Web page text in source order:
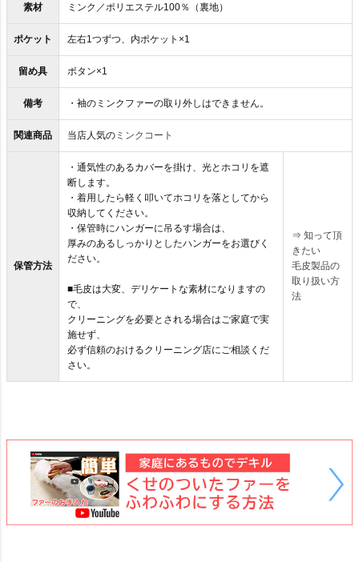
素材 ミンク／ポリエステル100％（裏地）
ポケット 左右1つずつ、内ポケット×1
留め具 ボタン×1
備考 ・袖のミンクファーの取り外しはできません。
関連商品 当店人気の ミンクコート
保管方法
・通気性のあるカバーを掛け、光とホコリを遮
断します。
・着用したら軽く叩いてホコリを落としてから
収納してください。
・保管時にハンガーに吊るす場合は、
厚みのあるしっかりとしたハンガーをお選びく
ださい。
■毛皮は大変、デリケートな素材になりますの
で、
クリーニングを必要とされる場合はご家庭で実
施せず、
必ず信頼のおけるクリーニング店にご相談くだ
さい。
⇒ 知って頂
きたい
毛皮製品の
取り扱い方
法